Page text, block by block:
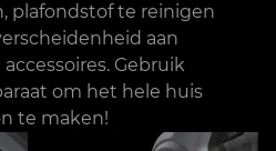
plafondstof te reinigen
aan
Gebruik
om het hele huis
te maken!